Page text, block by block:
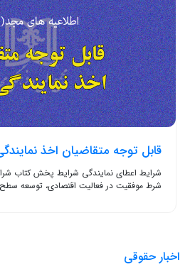
قابل توجه متقاضیان اخذ
شرایط اعطای نمایندگی شرایط پخش کتاب
شرط موفقیت در فعالیت اقتصادی، توسعه
اخبار حقوقی